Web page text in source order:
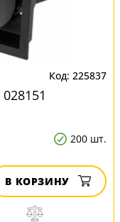
225837
200 шт.
В КОРЗИНУ